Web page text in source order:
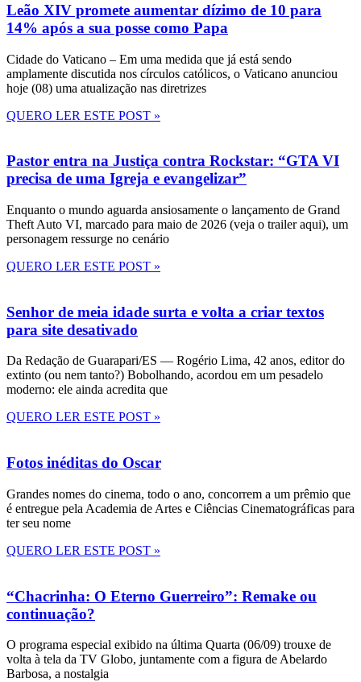
Leão XIV promete aumentar dízimo de 10 para
14% após a sua posse como Papa
Cidade do Vaticano – Em uma medida que já está sendo
amplamente discutida nos círculos católicos, o Vaticano anunciou
hoje (08) uma atualização nas diretrizes
QUERO LER ESTE POST »
Pastor entra na Justiça contra Rockstar: “GTA VI
precisa de uma Igreja e evangelizar”
Enquanto o mundo aguarda ansiosamente o lançamento de Grand
Theft Auto VI, marcado para maio de 2026 (veja o trailer aqui), um
personagem ressurge no cenário
QUERO LER ESTE POST »
Senhor de meia idade surta e volta a criar textos
para site desativado
Da Redação de Guarapari/ES — Rogério Lima, 42 anos, editor do
extinto (ou nem tanto?) Bobolhando, acordou em um pesadelo
moderno: ele ainda acredita que
QUERO LER ESTE POST »
Fotos inéditas do Oscar
Grandes nomes do cinema, todo o ano, concorrem a um prêmio que
é entregue pela Academia de Artes e Ciências Cinematográficas para
ter seu nome
QUERO LER ESTE POST »
“Chacrinha: O Eterno Guerreiro”: Remake ou
continuação?
O programa especial exibido na última Quarta (06/09) trouxe de
volta à tela da TV Globo, juntamente com a figura de Abelardo
Barbosa, a nostalgia